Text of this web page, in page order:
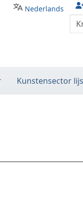
Nederlands
Kunstensector